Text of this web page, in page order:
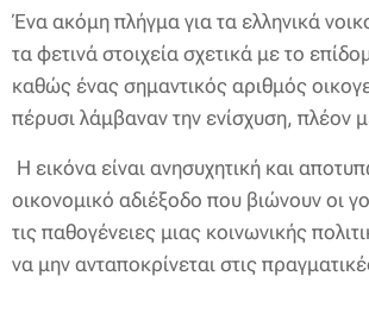
Ένα ακόμη πλήγμα για τα ελληνικά
τα φετινά στοιχεία σχετικά με το
καθώς ένας σημαντικός αριθμός
πέρυσι λάμβαναν την ενίσχυση, πλέον
Η εικόνα είναι ανησυχητική και
οικονομικό αδιέξοδο που βιώνουν οι
τις παθογένειες μιας κοινωνικής
να μην ανταποκρίνεται στις